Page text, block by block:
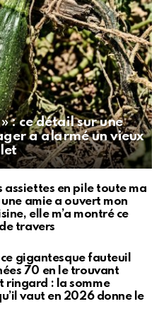
: ce détail sur une
a alarmé un vieux
assiettes en pile toute ma
amie a ouvert mon
elle m’a montré ce
travers
gigantesque fauteuil
70 en le trouvant
ringard : la somme
vaut en 2026 donne le